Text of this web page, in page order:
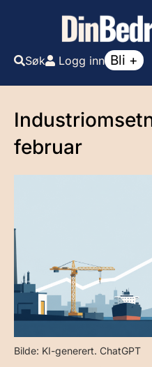
Søk Logg inn Bli +
februar
Bilde: KI-generert. ChatGPT